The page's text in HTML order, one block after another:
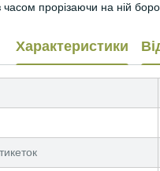
часом прорізаючи на ній
Характеристики